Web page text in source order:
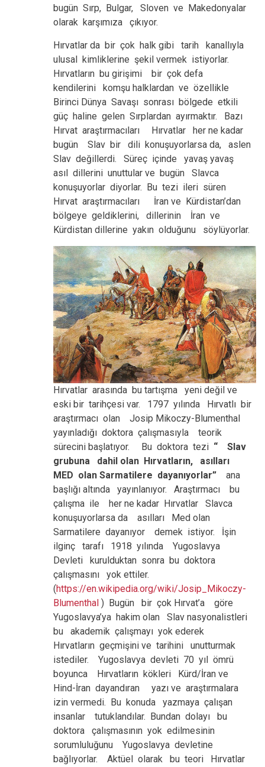
bugün Sırp, Bulgar, Sloven ve Makedonyalar
olarak karşımıza çıkıyor.
Hırvatlar da bir çok halk gibi tarih kanallıyla
ulusal kimliklerine şekil vermek istiyorlar.
Hırvatların bu girişimi bir çok defa
kendilerini komşu halklardan ve özellikle
Birinci Dünya Savaşı sonrası bölgede etkili
güç haline gelen Sırplardan ayırmaktır. Bazı
Hırvat araştırmacıları Hırvatlar her ne kadar
bugün Slav bir dili konuşuyorlarsa da, aslen
Slav değillerdi. Süreç içinde yavaş yavaş
asıl dillerini unuttular ve bugün Slavca
konuşuyorlar diyorlar. Bu tezi ileri süren
Hırvat araştırmacıları İran ve Kürdistan’dan
bölgeye geldiklerini, dillerinin İran ve
Kürdistan dillerine yakın olduğunu söylüyorlar.
Hırvatlar arasında bu tartışma yeni değil ve
eski bir tarihçesi var. 1797 yılında Hırvatlı bir
araştırmacı olan Josip Mikoczy-Blumenthal
yayınladığı doktora çalışmasıyla teorik
sürecini başlatıyor. Bu doktora tezi “ Slav
grubuna dahil olan Hırvatların, asılları
MED olan Sarmatilere dayanıyorlar” ana
başlığı altında yayınlanıyor. Araştırmacı bu
çalışma ile her ne kadar Hırvatlar Slavca
konuşuyorlarsa da asılları Med olan
Sarmatilere dayanıyor demek istiyor. İşin
ilginç tarafı 1918 yılında Yugoslavya
Devleti kurulduktan sonra bu doktora
çalışmasını yok ettiler.
(https://en.wikipedia.org/wiki/Josip_Mikoczy-
Blumenthal ) Bugün bir çok Hırvat’a göre
Yugoslavya’ya hakim olan Slav nasyonalistleri
bu akademik çalışmayı yok ederek
Hırvatların geçmişini ve tarihini unutturmak
istediler. Yugoslavya devleti 70 yıl ömrü
boyunca Hırvatların kökleri Kürd/İran ve
Hind-İran dayandıran yazı ve araştırmalara
izin vermedi. Bu konuda yazmaya çalışan
insanlar tutuklandılar. Bundan dolayı bu
doktora çalışmasının yok edilmesinin
sorumluluğunu Yugoslavya devletine
bağlıyorlar. Aktüel olarak bu teori Hırvatlar